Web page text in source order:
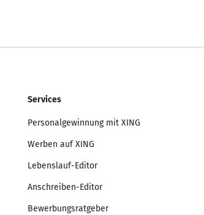
Services
Personalgewinnung mit XING
Werben auf XING
Lebenslauf-Editor
Anschreiben-Editor
Bewerbungsratgeber